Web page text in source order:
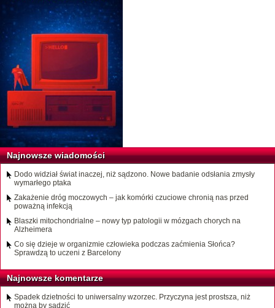
Najnowsze wiadomości
Dodo widział świat inaczej, niż sądzono. Nowe badanie odsłania zmysły
wymarłego ptaka
Zakażenie dróg moczowych – jak komórki czuciowe chronią nas przed
poważną infekcją
Blaszki mitochondrialne – nowy typ patologii w mózgach chorych na
Alzheimera
Co się dzieje w organizmie człowieka podczas zaćmienia Słońca?
Sprawdzą to uczeni z Barcelony
Najnowsze komentarze
Spadek dzietności to uniwersalny wzorzec. Przyczyna jest prostsza, niż
można by sądzić